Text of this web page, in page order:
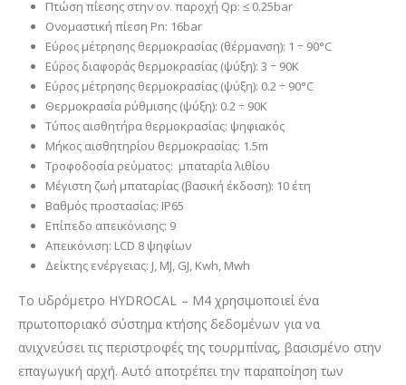
Πτώση πίεσης στην ον. παροχή Qp: ≤ 0.25bar
Ονομαστική πίεση Pn: 16bar
Εύρος μέτρησης θερμοκρασίας (θέρμανση): 1 ÷ 90°C
Εύρος διαφοράς θερμοκρασίας (ψύξη): 3 ÷ 90K
Εύρος μέτρησης θερμοκρασίας (ψύξη): 0.2 ÷ 90°C
Θερμοκρασία ρύθμισης (ψύξη): 0.2 ÷ 90K
Τύπος αισθητήρα θερμοκρασίας: ψηφιακός
Μήκος αισθητηρίου θερμοκρασίας: 1.5m
Τροφοδοσία ρεύματος: μπαταρία λιθίου
Μέγιστη ζωή μπαταρίας (βασική έκδοση): 10 έτη
Βαθμός προστασίας: IP65
Επίπεδο απεικόνισης: 9
Απεικόνιση: LCD 8 ψηφίων
Δείκτης ενέργειας: J, MJ, GJ, Kwh, Mwh
Το υδρόμετρο HYDROCAL – M4 χρησιμοποιεί ένα
πρωτοποριακό σύστημα κτήσης δεδομένων για να
ανιχνεύσει τις περιστροφές της τουρμπίνας, βασισμένο στην
επαγωγική αρχή. Αυτό αποτρέπει την παραποίηση των